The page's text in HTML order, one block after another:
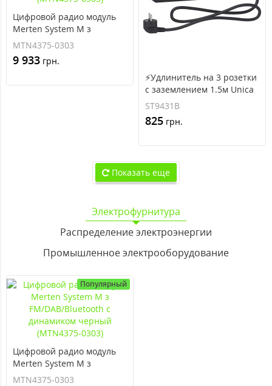
Цифровой радио модуль
Merten System M з
FM/DAB/Bluetooth с
(MTN4375-0303)
MTN4375-0303
9 933 грн.
⚡Удлинитель на 3 розетки
с заземлением 1.5м Unica
New черный (ST9431B)
ST9431B
825 грн.
Показать еще
Электрофурнитура
Распределение электроэнергии
Промышленное электрооборудование
Популярный
Цифровой радио модуль
Merten System M з
FM/DAB/Bluetooth с
MTN4375-0303